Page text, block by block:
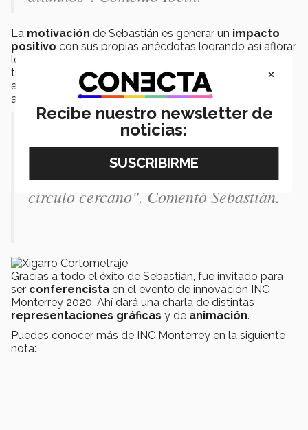
La motivación de Sebastián es generar un impacto
positivo con sus propias anécdotas logrando así aflorar
los sentimientos en el público. Actualmente esta
trabajando en Xigarro, una historia que retrata a una
adolescente de 16 años que tiene problemas de
autoestima y de adicciones.
"Quiero compartir el sentimiento que
una amiga vivió con su adicción al
cigarro y como también afectó a su
círculo cercano". Comentó Sebastián.
Gracias a todo el éxito de Sebastián, fue invitado para
ser conferencista en el evento de innovación INC
Monterrey 2020. Ahí dará una charla de distintas
representaciones gráficas y de animación.
Puedes conocer más de INC Monterrey en la siguiente
nota:
×
Recibe nuestro newsletter de
noticias: